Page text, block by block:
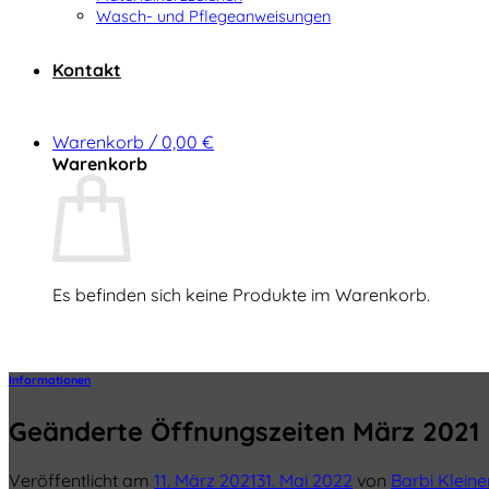
Wasch- und Pflegeanweisungen
Kontakt
Warenkorb / 0,00 €
Warenkorb
Es befinden sich keine Produkte im Warenkorb.
Informationen
Geänderte Öffnungszeiten März 2021
Veröffentlicht am 11. März 202131. Mai 2022 von Barbi